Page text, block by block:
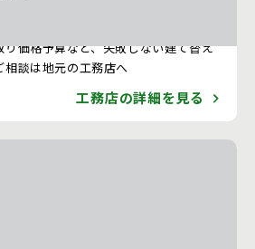
り価格予算など、失敗しない建て替え
相談は地元の工務店へ
工務店の詳細を見る